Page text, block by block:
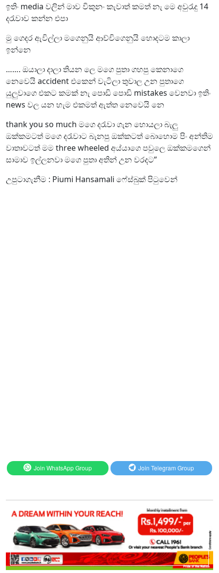
ඉතිං media වලින් මාව විකුනං කැවාත් කමත් නැ මෙ අවුරැදු 14
දරැවාව කන්න එපා
මු ගෙදර ඇවිල්ලා මගෙනුයි ආච්චිගෙනුයි හොදටම කාලා
ඉන්නෙ
……. ඔයාලා දාලා තියන ලෙ මගෙ පුතා ගහපු කෙනාගෙ
නෙවෙයි accident එකෙන් වැටිලා තුවාල උන පුතාගෙ
යුලුවාගෙ එකට කමක් නැ පොඩි පොඩි mistakes වෙනවා ඉතිං
news වල යන හැම එකමත් ඇත්ත නෙවෙයි නෙ
thank you so much මගෙ දරැවා ගැන හොයලා බැලු
ඔක්කමටත් මගෙ දරැවාට බැනපු ඔක්කටත් බොහොම පිං අන්තිම
වාතාවටත් මම three wheeled අය්යාගෙ පවුලෙ ඔක්කමගෙන්
සාමාව ඉල්ලනවා මගෙ පුතා අතින් උන වරදට”
උපුටාගැනීම : Piumi Hansamali ෆේස්බුක් පිටුවෙන්
Join WhatsApp Group Join Telegram Group